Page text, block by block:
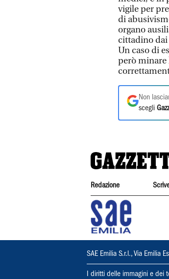
vigile per
di
organo
cittadino
Un caso di
però minare
Non
scegli
Redazione
SAE Emilia S.r.l., Via Emilia
I diritti delle immagini e dei